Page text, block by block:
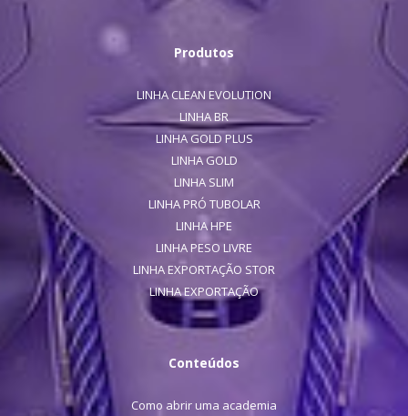
Produtos
LINHA CLEAN EVOLUTION
LINHA BR
LINHA GOLD PLUS
LINHA GOLD
LINHA SLIM
LINHA PRÓ TUBOLAR
LINHA HPE
LINHA PESO LIVRE
LINHA EXPORTAÇÃO STOR
LINHA EXPORTAÇÃO
Conteúdos
Como abrir uma academia